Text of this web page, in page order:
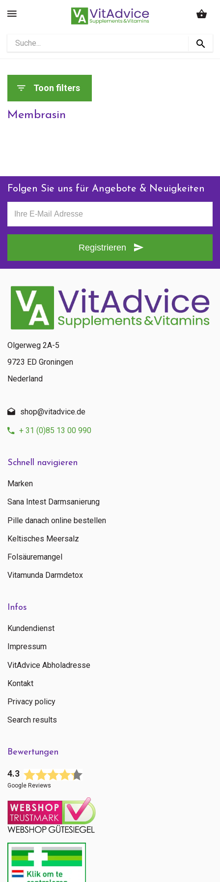
Toon filters
Membrasin
Folgen Sie uns für Angebote & Neuigkeiten
Registrieren
Schnell navigieren
Marken
Sana Intest Darmsanierung
Pille danach online bestellen
Keltisches Meersalz
Folsäuremangel
Vitamunda Darmdetox
Infos
Kundendienst
Impressum
VitAdvice Abholadresse
Kontakt
Privacy policy
Search results
Bewertungen
4.3
Google Reviews
Olgerweg 2A-5
9723 ED Groningen
Nederland
shop@vitadvice.de
+ 31 (0)85 13 00 990